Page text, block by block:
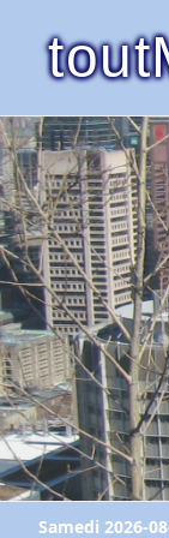
Samedi 2026-